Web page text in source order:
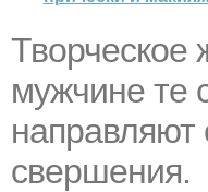
Творческое
мужчине те
направляют
свершения.